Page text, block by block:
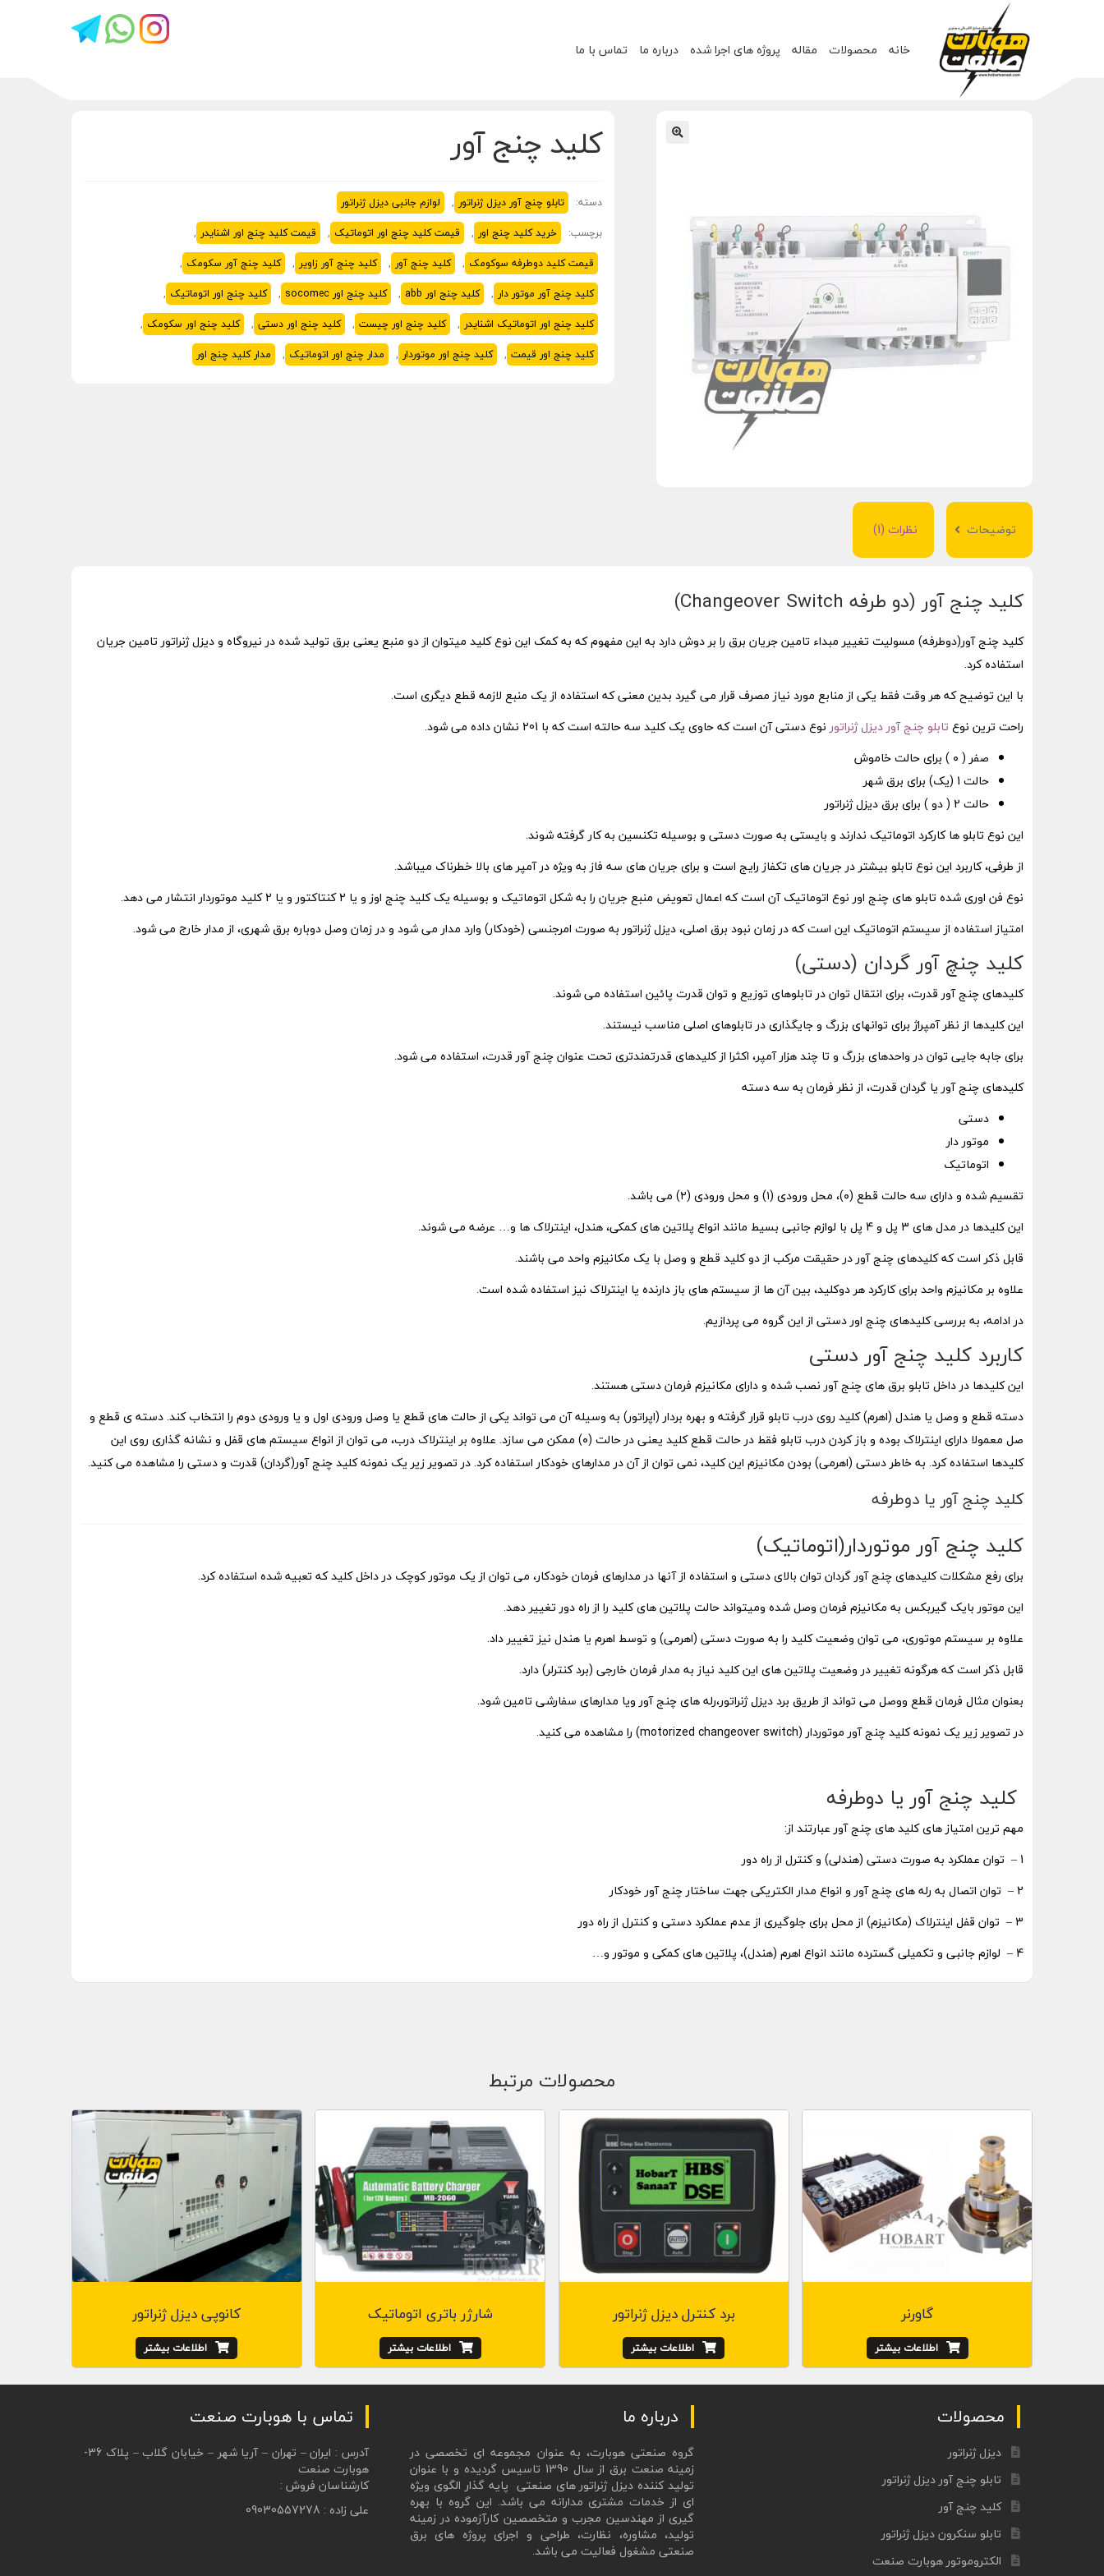
خانه محصولات مقاله پروژه های اجرا شده درباره ما تماس با ما
کلید چنج آور
دسته: تابلو چنج آور دیزل ژنراتور ,
لوازم جانبی دیزل ژنراتور
برچسب:
خرید کلید چنج اور , قیمت کلید چنج اور اتوماتیک , قیمت کلید چنج اور اشنایدر ,
قیمت کلید دوطرفه سوکومک , کلید چنج آور , کلید چنج آور زاویر , کلید چنج آور سکومک ,
کلید چنج آور موتور دار , کلید چنج اور abb , کلید چنج اور socomec , کلید چنج اور اتوماتیک ,
کلید چنج اور اتوماتیک اشنایدر , کلید چنج اور چیست , کلید چنج اور دستی , کلید چنج اور سکومک ,
کلید چنج اور قیمت , کلید چنج اور موتوردار , مدار چنج اور اتوماتیک , مدار کلید چنج اور
توضیحات نظرات (1)
کلید چنج آور (دو طرفه Changeover Switch)
کلید چنج آور(دوطرفه) مسولیت تغییر مبداء تامین جریان برق را بر دوش دارد به این مفهوم که به کمک این نوع کلید میتوان از دو منبع یعنی برق تولید شده در نیروگاه و دیزل ژنراتور تامین جریان
استفاده کرد.
راحت ترین نوع تابلو چنج آور دیزل ژنراتور نوع دستی آن است که حاوی یک کلید سه حالته است که با 201 نشان داده می شود.
صفر ( ۰ ) برای حالت خاموش
حالت 1 (یک) برای برق شهر
حالت 2 ( دو ) برای برق دیزل ژنراتور
این نوع تابلو ها کارکرد اتوماتیک ندارند و بایستی به صورت دستی و بوسیله تکنسین به کار گرفته شوند.
از طرفی، کاربرد این نوع تابلو بیشتر در جریان های تکفاز رایج است و برای جریان های سه فاز به ویژه در آمپر های بالا خطرناک میباشد.
امتیاز استفاده از سیستم اتوماتیک این است که در زمان نبود برق اصلی، دیزل ژنراتور به صورت امرجنسی (خودکار) وارد مدار می شود و در زمان وصل دوباره برق شهری، از مدار خارج می شود.
کلید چنچ آور گردان (دستی)
کلیدهای چنج آور قدرت، برای انتقال توان در تابلوهای توزیع و توان قدرت پائین استفاده می شوند.
این کلیدها از نظر آمپراژ برای توانهای بزرگ و جایگذاری در تابلوهای اصلی مناسب نیستند.
برای جابه جایی توان در واحدهای بزرگ و تا چند هزار آمپر، اکثرا از کلیدهای قدرتمندتری تحت عنوان چنج آور قدرت، استفاده می شود.
کلیدهای چنج آور یا گردان قدرت، از نظر فرمان به سه دسته
دستی
موتور دار
اتوماتیک
تقسیم شده و دارای سه حالت قطع (۰)، محل ورودی (۱) و محل ورودی (۲) می باشد.
این کلیدها در مدل های 3 پل و 4 پل با لوازم جانبی بسیط مانند انواع پلاتین های کمکی، هندل، اینترلاک ها و… عرضه می شوند.
قابل ذکر است که کلیدهای چنج آور در حقیقت مرکب از دو کلید قطع و وصل با یک مکانیزم واحد می باشند.
علاوه بر مکانیزم واحد برای کارکرد هر دوکلید، بین آن ها از سیستم های باز دارنده یا اینترلاک نیز استفاده شده است.
در ادامه، به بررسی کلیدهای چنج اور دستی از این گروه می پردازیم.
کاربرد کلید چنج آور دستی
این کلیدها در داخل تابلو برق های چنج آور نصب شده و دارای مکانیزم فرمان دستی هستند.
دسته قطع و وصل یا هندل (اهرم) کلید روی درب تابلو قرار گرفته و بهره بردار (اپراتور) به وسیله آن می تواند یکی از حالت های قطع یا وصل ورودی اول و یا ورودی دوم را انتخاب کند. دسته ی قطع و
صل معمولا دارای اینترلاک بوده و باز کردن درب تابلو فقط در حالت قطع کلید یعنی در حالت (۰) ممکن می سازد. علاوه بر اینترلاک درب، می توان از انواع سیستم های قفل و نشانه گذاری روی این
کلیدها استفاده کرد. به خاطر دستی (اهرمی) بودن مکانیزم این کلید، نمی توان از آن در مدارهای خودکار استفاده کرد. در تصویر زیر یک نمونه کلید چنج آور(گردان) قدرت و دستی را مشاهده می کنید.
کلید چنج آور یا دوطرفه
کلید چنج آور موتوردار(اتوماتیک)
برای رفع مشکلات کلیدهای چنج آور گردان توان بالای دستی و استفاده از آنها در مدارهای فرمان خودکار، می توان از یک موتور کوچک در داخل کلید که تعبیه شده استفاده کرد.
این موتور بایک گیربکس به مکانیزم فرمان وصل شده ومیتواند حالت پلاتین های کلید را از راه دور تغییر دهد.
علاوه بر سیستم موتوری، می توان وضعیت کلید را به صورت دستی (اهرمی) و توسط اهرم یا هندل نیز تغییر داد.
قابل ذکر است که هرگونه تغییر در وضعیت پلاتین های این کلید نیاز به مدار فرمان خارجی (برد کنترلر) دارد.
بعنوان مثال فرمان قطع ووصل می تواند از طریق برد دیزل ژنراتور،رله های چنج آور ویا مدارهای سفارشی تامین شود.
در تصویر زیر یک نمونه کلید چنج آور موتوردار (motorized changeover switch) را مشاهده می کنید.
کلید چنج آور یا دوطرفه
مهم ترین امتیاز های کلید های چنج آور عبارتند از:
1 – توان عملکرد به صورت دستی (هندلی) و کنترل از راه دور
2 – توان اتصال به رله های چنج آور و انواع مدار الکتریکی جهت ساختار چنج آور خودکار
3 – توان قفل اینترلاک (مکانیزم) از محل برای جلوگیری از عدم عملکرد دستی و کنترل از راه دور
4 – لوازم جانبی و تکمیلی گسترده مانند انواع اهرم (هندل)، پلاتین های کمکی و موتور و…
محصولات مرتبط
گاورنر
اطلاعات بیشتر
برد کنترل دیزل ژنراتور
اطلاعات بیشتر
شارژر باتری اتوماتیک
اطلاعات بیشتر
کانوپی دیزل ژنراتور
اطلاعات بیشتر
محصولات
دیزل ژنراتور
تابلو چنج آور دیزل ژنراتور
کلید چنج آور
تابلو سنکرون دیزل ژنراتور
الکتروموتور هوبارت صنعت
درباره ما
گروه صنعتی هوبارت، به عنوان مجموعه ای تخصصی در
زمینه صنعت برق از سال 1390 تاسیس گردیده و با عنوان
تولید کننده دیزل ژنراتور های صنعتی پایه گذار الگوی ویژه
ای از خدمات مشتری مدارانه می باشد. این گروه با بهره
گیری از مهندسین مجرب و متخصصین کارآزموده در زمینه
تولید، مشاوره، نظارت، طراحی و اجرای پروژه های برق
صنعتی مشغول فعالیت می باشد.
تماس با هوبارت صنعت
آدرس : ایران – تهران – آریا شهر – خیابان گلاب – پلاک 36-
هوبارت صنعت
کارشناسان فروش :
علی زاده : 09030557278